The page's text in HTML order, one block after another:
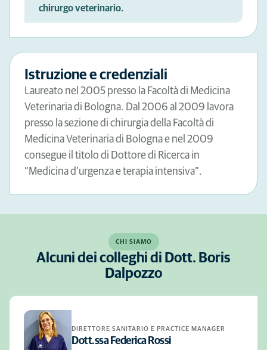
chirurgo veterinario.
Istruzione e credenziali
Laureato nel 2005 presso la Facoltà di Medicina
Veterinaria di Bologna. Dal 2006 al 2009 lavora
presso la sezione di chirurgia della Facoltà di
Medicina Veterinaria di Bologna e nel 2009
consegue il titolo di Dottore di Ricerca in
“Medicina d’urgenza e terapia intensiva”.
CHI SIAMO
Alcuni dei colleghi di Dott. Boris
Dalpozzo
DIRETTORE SANITARIO E PRACTICE MANAGER
Dott.ssa Federica Rossi